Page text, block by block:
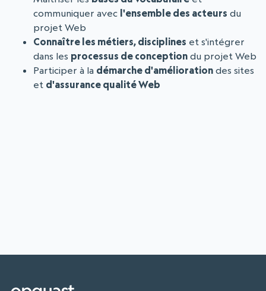
communiquer avec l'ensemble des acteurs du
projet Web
Connaître les métiers, disciplines et s'intégrer
dans les processus de conception du projet Web
Participer à la démarche d'amélioration des sites
et d'assurance qualité Web